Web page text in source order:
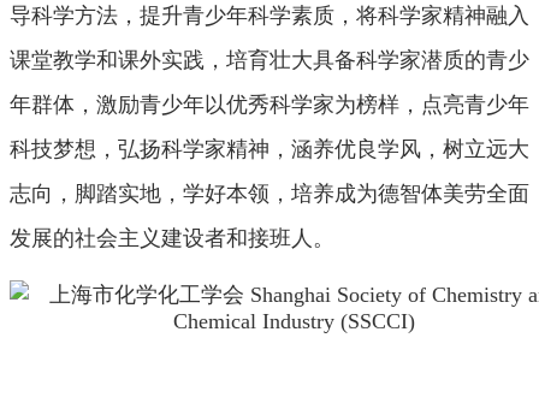
导科学方法，提升青少年科学素质，将科学家精神融入
课堂教学和课外实践，培育壮大具备科学家潜质的青少
年群体，激励青少年以优秀科学家为榜样，点亮青少年
科技梦想，弘扬科学家精神，涵养优良学风，树立远大
志向，脚踏实地，学好本领，培养成为德智体美劳全面
发展的社会主义建设者和接班人。